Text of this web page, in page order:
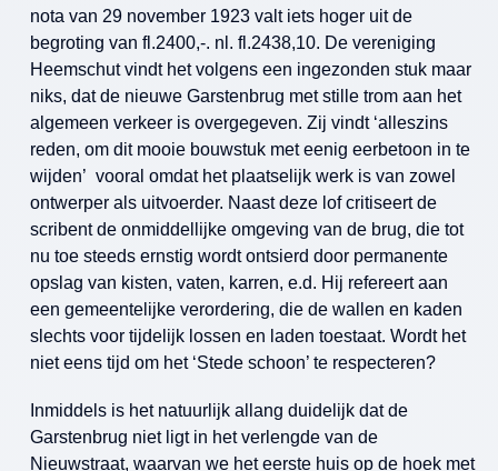
nota van 29 november 1923 valt iets hoger uit de
begroting van fl.2400,-. nl. fl.2438,10. De vereniging
Heemschut vindt het volgens een ingezonden stuk maar
niks, dat de nieuwe Garstenbrug met stille trom aan het
algemeen verkeer is overgegeven. Zij vindt ‘alleszins
reden, om dit mooie bouwstuk met eenig eerbetoon in te
wijden’ vooral omdat het plaatselijk werk is van zowel
ontwerper als uitvoerder. Naast deze lof critiseert de
scribent de onmiddellijke omgeving van de brug, die tot
nu toe steeds ernstig wordt ontsierd door permanente
opslag van kisten, vaten, karren, e.d. Hij refereert aan
een gemeentelijke verordering, die de wallen en kaden
slechts voor tijdelijk lossen en laden toestaat. Wordt het
niet eens tijd om het ‘Stede schoon’ te respecteren?
Inmiddels is het natuurlijk allang duidelijk dat de
Garstenbrug niet ligt in het verlengde van de
Nieuwstraat, waarvan we het eerste huis op de hoek met